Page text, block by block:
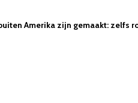
Amerika zijn gemaakt: zelfs